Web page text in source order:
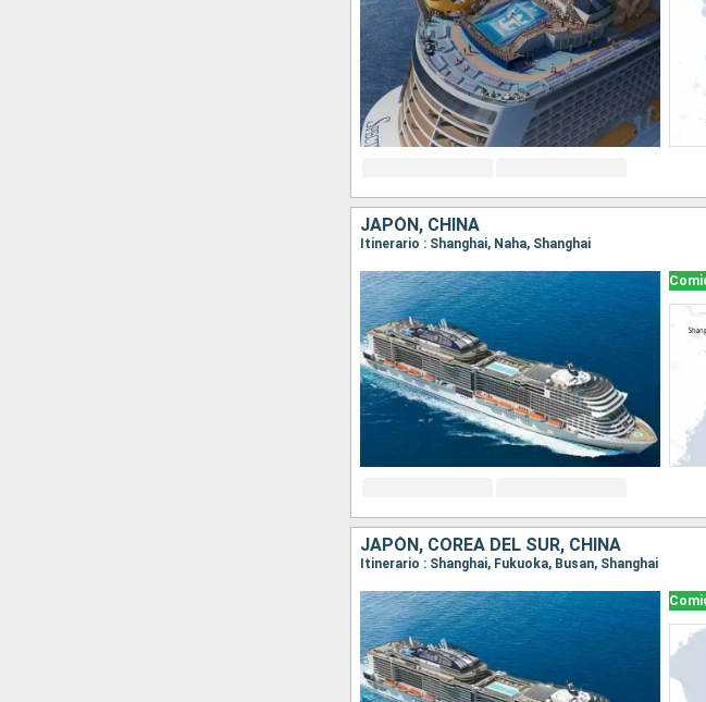
JAPÓN, CHINA
Itinerario : Shanghai, Naha, Shanghai
JAPÓN, COREA DEL SUR, CHINA
Itinerario : Shanghai, Fukuoka, Busan, Shanghai